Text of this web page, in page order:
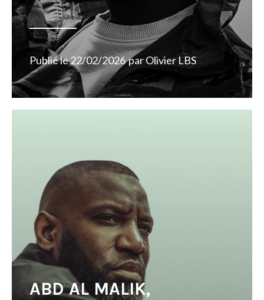
Publié le22/02/2026 parOlivier LBS
ABD AL MALIK,